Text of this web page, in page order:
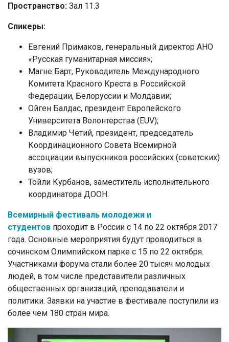
Пространство: Зал 11.3
Спикеры:
Евгений Примаков, генеральный директор АНО
«Русская гуманитарная миссия»;
Магне Барт, Руководитель Международного
Комитета Красного Креста в Российской
Федерации, Белоруссии и Молдавии;
Ойген Балдас, президент Европейского
Университета Волонтерства (EUV);
Владимир Четий, президент, председатель
Координационного Совета Всемирной
ассоциации выпускников российских (советских)
вузов;
Тойли Курбанов, заместитель исполнительного
координатора ДООН.
Всемирный фестиваль молодежи и
студентов проходит в России с 14 по 22 октября 2017
года. Основные мероприятия будут проводиться в
сочинском Олимпийском парке с 15 по 22 октября.
Участниками форума стали более 20 тысяч молодых
людей, в том числе представители различных
общественных организаций, преподаватели и
политики. Заявки на участие в фестивале поступили из
более чем 180 стран мира.